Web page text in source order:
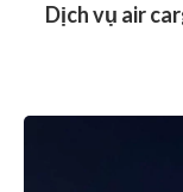
Dịch vụ air